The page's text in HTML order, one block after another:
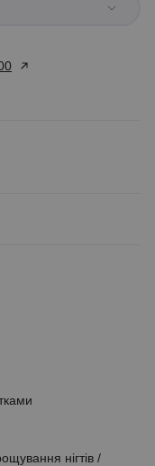
нігтів /